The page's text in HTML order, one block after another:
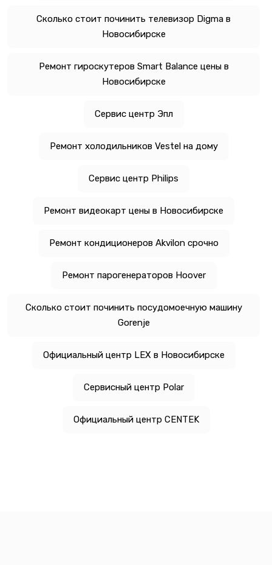
Сколько стоит починить телевизор Digma в
Новосибирске
Ремонт гироскутеров Smart Balance цены в
Новосибирске
Сервис центр Эпл
Ремонт холодильников Vestel на дому
Сервис центр Philips
Ремонт видеокарт цены в Новосибирске
Ремонт кондиционеров Akvilon срочно
Ремонт парогенераторов Hoover
Сколько стоит починить посудомоечную машину
Gorenje
Официальный центр LEX в Новосибирске
Сервисный центр Polar
Официальный центр CENTEK